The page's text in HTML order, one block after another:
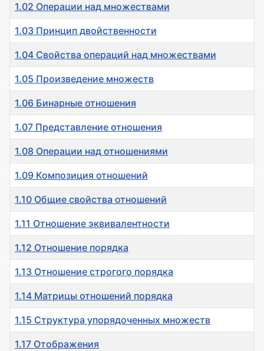
1.02 Операции над множествами
1.03 Принцип двойственности
1.04 Свойства операций над множествами
1.05 Произведение множеств
1.06 Бинарные отношения
1.07 Представление отношения
1.08 Операции над отношениями
1.09 Композиция отношений
1.10 Общие свойства отношений
1.11 Отношение эквивалентности
1.12 Отношение порядка
1.13 Отношение строгого порядка
1.14 Матрицы отношений порядка
1.15 Структура упорядоченных множеств
1.17 Отображения